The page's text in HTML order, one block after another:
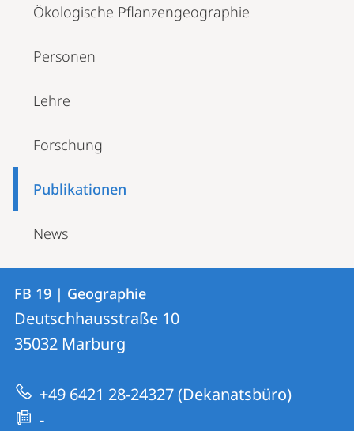
NavigationÖkologische Pflanzengeographie
Personen
Lehre
Forschung
Publikationen
News
Kontakt
und
Informationen
zur
Website
Kontaktinformationen
FB
19
|
Geographie
FB 19 | Geographie
Deutschhausstraße 10
35032 Marburg
+49 6421 28-24327 (Dekanatsbüro)
-